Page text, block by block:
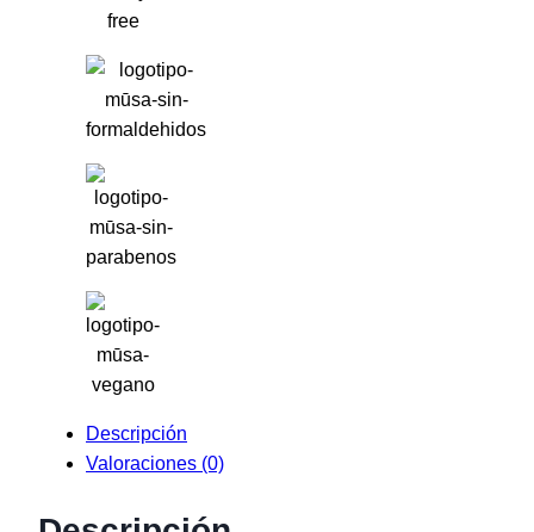
Descripción
Valoraciones (0)